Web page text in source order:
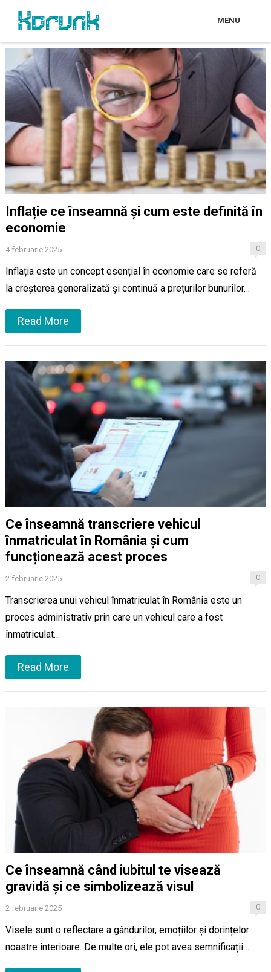
MENU
Inflație ce înseamnă și cum este definită în
economie
4 februarie 2025 0
Inflația este un concept esențial în economie care se referă
la creșterea generalizată și continuă a prețurilor bunurilor…
Read More
Ce înseamnă transcriere vehicul
înmatriculat în România și cum
funcționează acest proces
2 februarie 2025 0
Transcrierea unui vehicul înmatriculat în România este un
proces administrativ prin care un vehicul care a fost
înmatriculat…
Read More
Ce înseamnă când iubitul te visează
gravidă și ce simbolizează visul
2 februarie 2025 0
Visele sunt o reflectare a gândurilor, emoțiilor și dorințelor
noastre interioare. De multe ori, ele pot avea semnificații…